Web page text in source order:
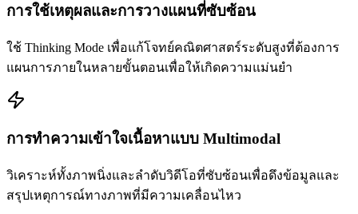
การใช้เหตุผลและการวางแผนที่ซับซ้อน
ใช้ Thinking Mode เพื่อแก้โจทย์คณิตศาสตร์ระดับสูงที่ต้องการ
แผนการภายในหลายขั้นตอนเพื่อให้เกิดความแม่นยำ
การทำความเข้าใจเนื้อหาแบบ Multimodal
วิเคราะห์ทั้งภาพนิ่งและลำดับวิดีโอที่ซับซ้อนเพื่อดึงข้อมูลและ
สรุปเหตุการณ์ทางภาพที่มีความเคลื่อนไหว